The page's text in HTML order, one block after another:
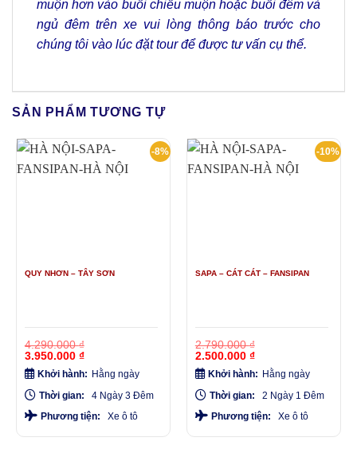
muộn hơn vào buổi chiều muộn hoặc buổi đêm và
ngủ đêm trên xe vui lòng thông báo trước cho
chúng tôi vào lúc đặt tour để được tư vấn cụ thể.
SẢN PHẨM TƯƠNG TỰ
-8%
QUY NHƠN – TÂY SƠN
4.290.000₫
Giá
gốc
là:
4.290.000 ₫.
3.950.000 ₫Giá
hiện
tại
3.950.000 ₫.
Khởi hành: Hằng ngày
Thời gian:
4 Ngày 3 Đêm
Phương tiện:
Xe ô tô
-10%
SAPA – CÁT CÁT – FANSIPAN
2.790.000₫
Giá
gốc
là:
2.790.000 ₫.
2.500.000 ₫Giá
hiện
tại
2.500.000 ₫.
Khởi hành: Hằng ngày
Thời gian:
2 Ngày 1 Đêm
Phương tiện:
Xe ô tô